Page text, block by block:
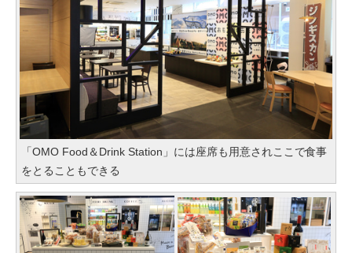
「OMO Food＆Drink Station」には座席も用意されここで食事
をとることもできる